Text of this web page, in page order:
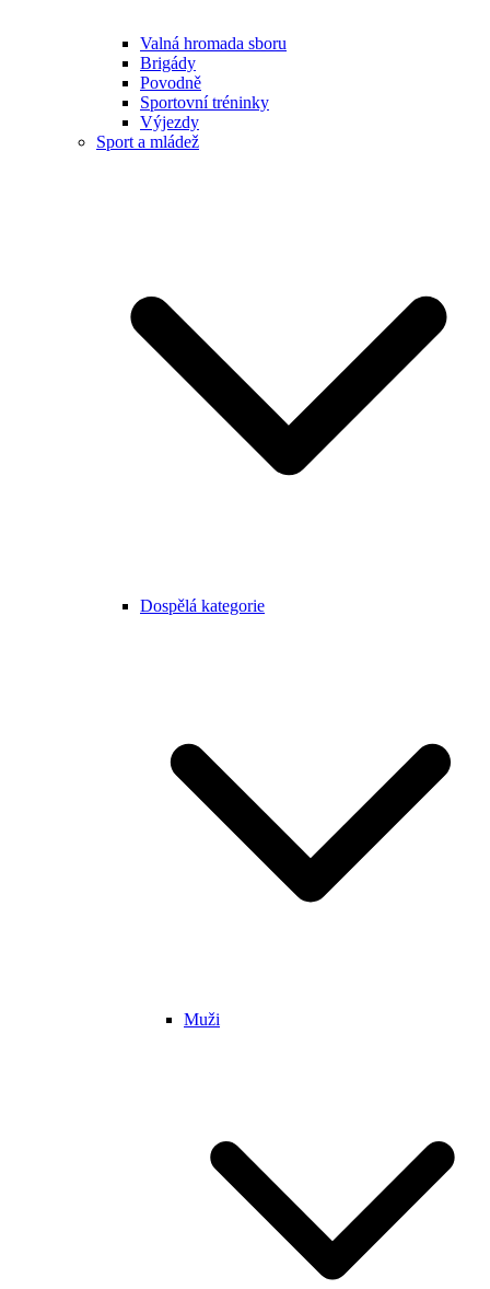
Valná hromada sboru
Brigády
Povodně
Sportovní tréninky
Výjezdy
Sport a mládež
Dospělá kategorie
Muži